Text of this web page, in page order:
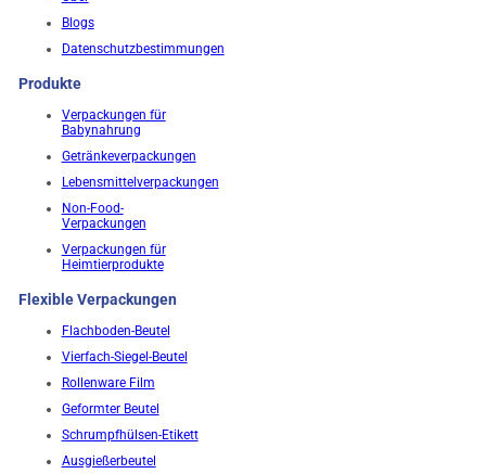
Blogs
Datenschutzbestimmungen
Produkte
Verpackungen für
Babynahrung
Getränkeverpackungen
Lebensmittelverpackungen
Non-Food-
Verpackungen
Verpackungen für
Heimtierprodukte
Flexible Verpackungen
Flachboden-Beutel
Vierfach-Siegel-Beutel
Rollenware Film
Geformter Beutel
Schrumpfhülsen-Etikett
Ausgießerbeutel